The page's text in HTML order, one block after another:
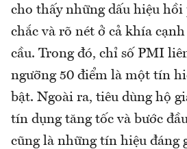
cho thấy những dấu hiệu hồi
chắc và rõ nét ở cả khía
cầu. Trong đó, chỉ số PMI
ngưỡng 50 điểm là một tín
bật. Ngoài ra, tiêu dùng hộ
tín dụng tăng tốc và bước
cũng là những tín hiệu đáng